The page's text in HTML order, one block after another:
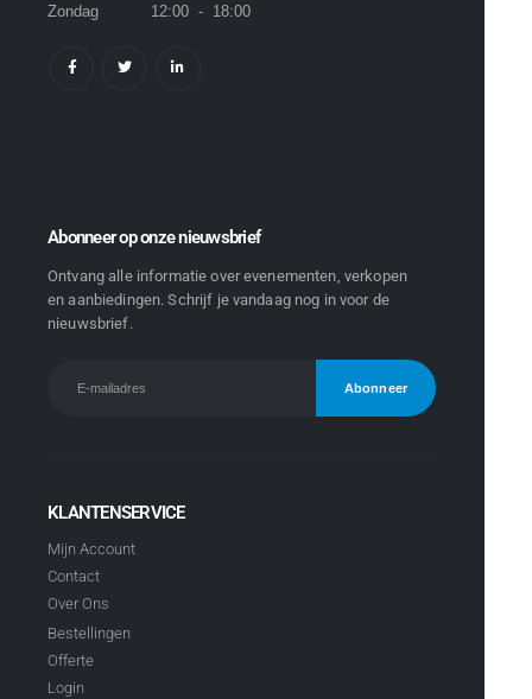
Zondag 12:00 - 18:00
Abonneer op onze nieuwsbrief
Ontvang alle informatie over evenementen, verkopen
en aanbiedingen. Schrijf je vandaag nog in voor de
nieuwsbrief.
KLANTENSERVICE
Mijn Account
Contact
Over Ons
Bestellingen
Offerte
Login